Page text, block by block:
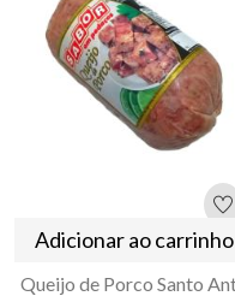
Adicionar ao carrinho